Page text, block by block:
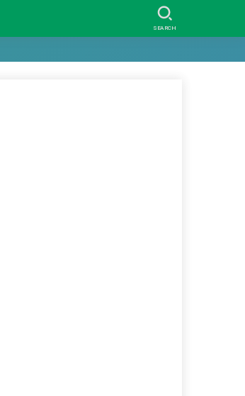
SEARCH